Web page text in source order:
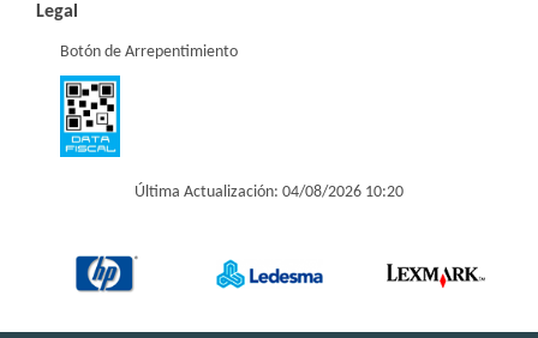
Legal
Botón de Arrepentimiento
Última Actualización: 04/08/2026 10:20